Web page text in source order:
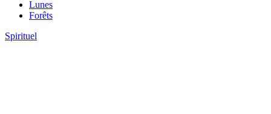
Lunes
Forêts
Spirituel